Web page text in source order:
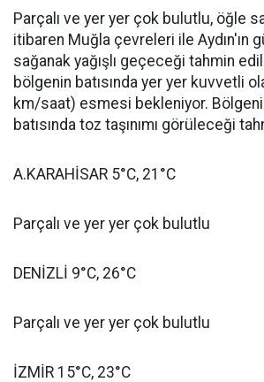
Parçalı ve yer yer çok bulutlu, öğle
itibaren Muğla çevreleri ile Aydın'ın
sağanak yağışlı geçeceği tahmin
bölgenin batısında yer yer kuvvetli
km/saat) esmesi bekleniyor.
batısında toz taşınımı görüleceği
A.KARAHİSAR 5°C, 21°C
Parçalı ve yer yer çok bulutlu
DENİZLİ 9°C, 26°C
Parçalı ve yer yer çok bulutlu
İZMİR 15°C, 23°C